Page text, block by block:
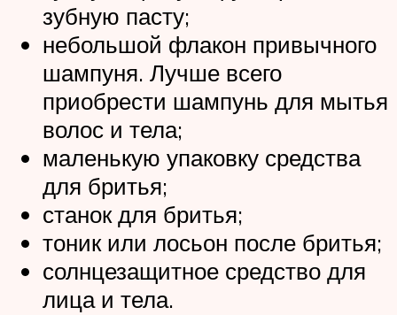
зубную пасту;
небольшой флакон привычного
шампуня. Лучше всего
приобрести шампунь для мытья
волос и тела;
маленькую упаковку средства
для бритья;
станок для бритья;
тоник или лосьон после бритья;
солнцезащитное средство для
лица и тела.